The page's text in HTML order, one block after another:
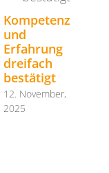
Kompetenz
und
Erfahrung
dreifach
bestätigt
12. November,
2025